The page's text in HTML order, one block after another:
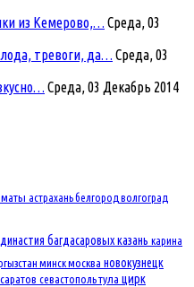
из Кемерово,… Среда, 03
тревоги, да… Среда, 03
Среда, 03 Декабрь 2014
астраханьбелгород волгоград
династия багдасаровыхказань карина
минскмосква новокузнецк
саратов севастопольтула цирк